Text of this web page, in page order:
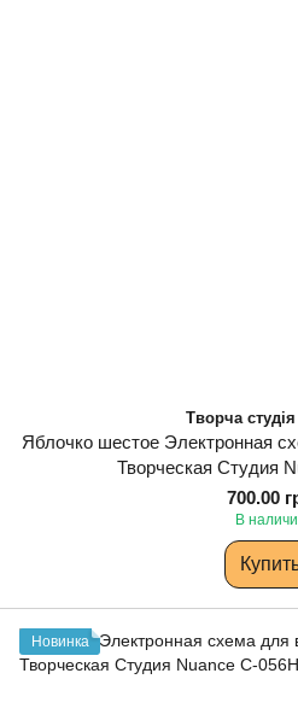
Творча
Яблочко шестое Электронная
Творческая Студия
700.00
В
Новинка